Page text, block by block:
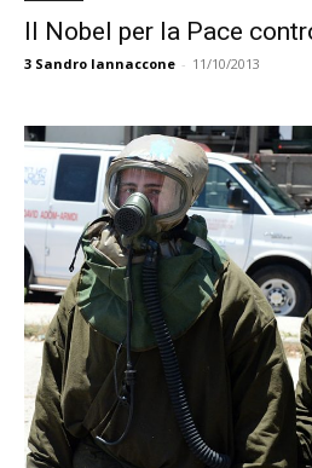
Il Nobel per la Pace
3 Sandro Iannaccone - 11/10/2013